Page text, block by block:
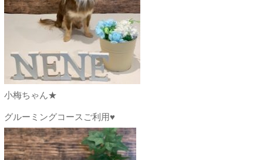
小梅ちゃん★
グルーミングコースご利用♥